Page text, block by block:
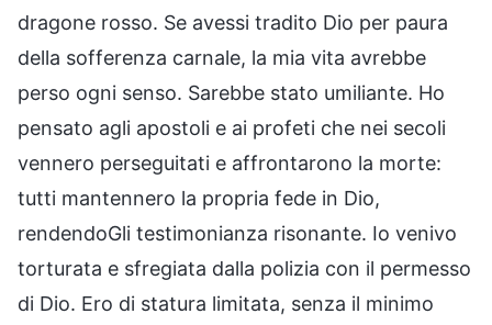
dragone rosso. Se avessi tradito Dio per paura
della sofferenza carnale, la mia vita avrebbe
perso ogni senso. Sarebbe stato umiliante. Ho
pensato agli apostoli e ai profeti che nei secoli
vennero perseguitati e affrontarono la morte:
tutti mantennero la propria fede in Dio,
rendendoGli testimonianza risonante. Io venivo
torturata e sfregiata dalla polizia con il permesso
di Dio. Ero di statura limitata, senza il minimo